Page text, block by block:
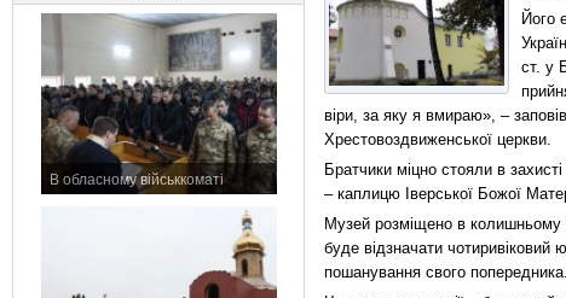
В обласному військкоматі
Його
ст. у
віри, за яку я вмираю», –
Хрестовоздвиженської церкви.
Братчики міцно стояли в
– каплицю Іверської Божої
Музей розміщено в колишньому
буде відзначати
пошанування свого попередника.